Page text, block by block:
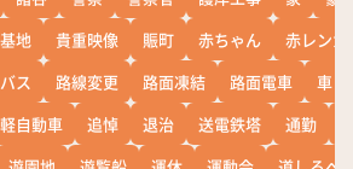
地 貴重映像 賑町 赤ちゃん
赤レンガ
ス 路線変更 路面凍結 路面電車
車
軽自動車 追悼 退治 送電鉄塔 通勤